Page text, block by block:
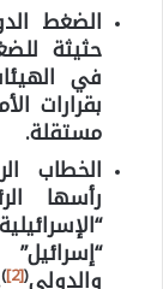
الضغط
حثيثة
في
بقرارات
مستقلة.
الخطاب
رأسها
والدولي(
[2]
)